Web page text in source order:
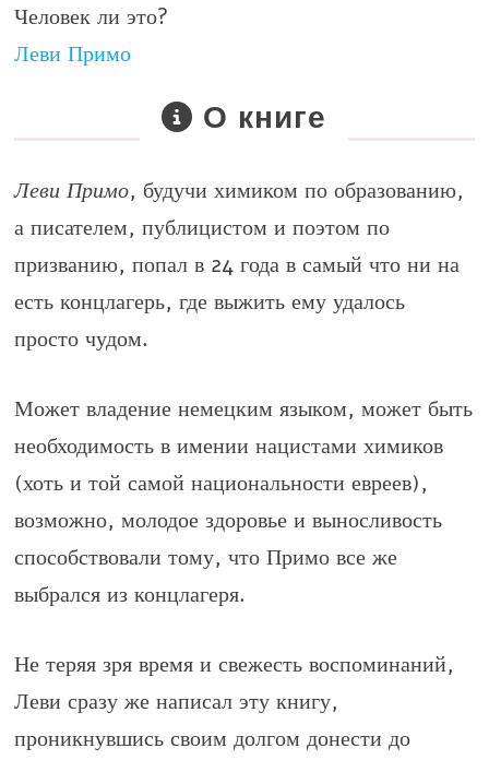
Человек ли это?
Леви Примо
О книге
Леви Примо, будучи химиком по образованию,
а писателем, публицистом и поэтом по
призванию, попал в 24 года в самый что ни на
есть концлагерь, где выжить ему удалось
просто чудом.
Может владение немецким языком, может быть
необходимость в имении нацистами химиков
(хоть и той самой национальности евреев),
возможно, молодое здоровье и выносливость
способствовали тому, что Примо все же
выбрался из концлагеря.
Не теряя зря время и свежесть воспоминаний,
Леви сразу же написал эту книгу,
проникнувшись своим долгом донести до